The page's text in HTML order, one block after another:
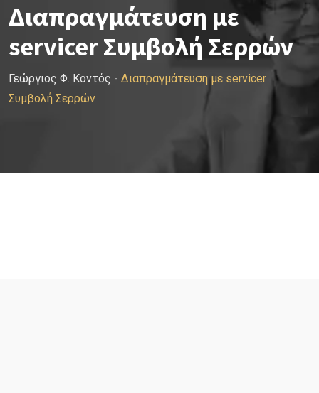
Διαπραγμάτευση με
servicer Συμβολή Σερρών
Γεώργιος Φ. Κοντός - Διαπραγμάτευση με servicer
Συμβολή Σερρών